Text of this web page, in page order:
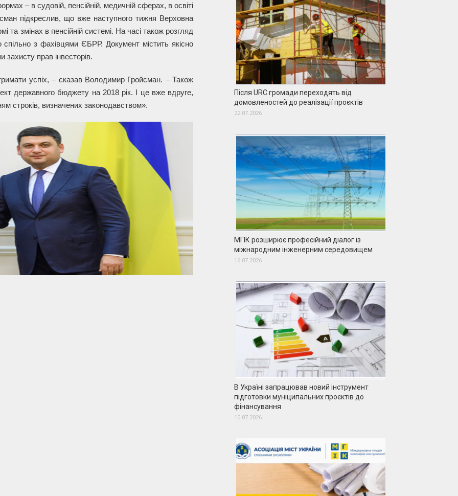
– в судовій, пенсійній, медичній сферах, в освіті
підкреслив, що вже наступного тижня Верховна
та змінах в пенсійній системі. На часі також розгляд
спільно з фахівцями ЄБРР. Документ містить якісно
захисту прав інвесторів.
успіх, – сказав Володимир Гройсман. – Також
державного бюджету на 2018 рік. І це вже вдруге,
строків, визначених законодавством».
Після URC громади переходять від
домовленостей до реалізації проєктів
22.07.2026
МГІК розширює професійний діалог із
міжнародним інженерним середовищем
16.07.2026
В Україні запрацював новий інструмент
підготовки муніципальних проєктів до
фінансування
10.07.2026